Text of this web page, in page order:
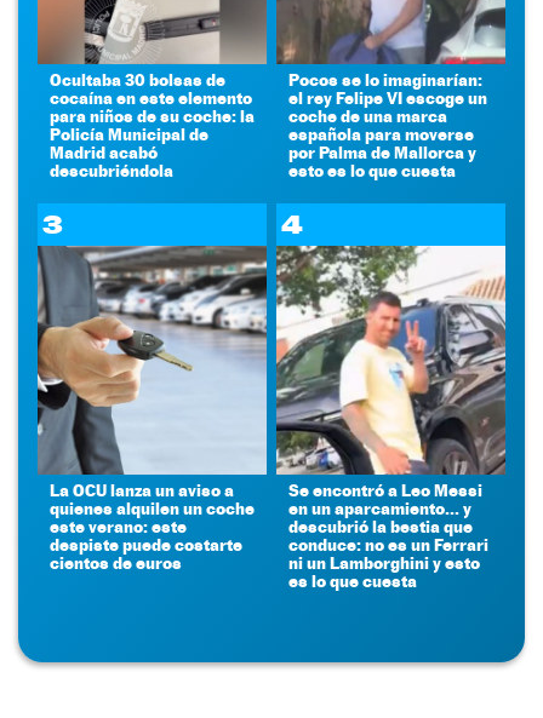
Ocultaba 30 bolsas de
cocaína en este elemento
para niños de su coche: la
Policía Municipal de
Madrid acabó
descubriéndola
Pocos se lo imaginarían:
el rey Felipe VI escoge un
coche de una marca
española para moverse
por Palma de Mallorca y
esto es lo que cuesta
3
La OCU lanza un aviso a
quienes alquilen un coche
este verano: este
despiste puede costarte
cientos de euros
4
Se encontró a Leo Messi
en un aparcamiento... y
descubrió la bestia que
conduce: no es un Ferrari
ni un Lamborghini y esto
es lo que cuesta